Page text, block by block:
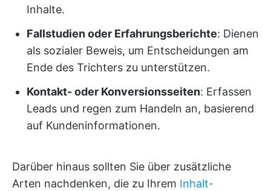
Inhalte.
Fallstudien oder Erfahrungsberichte: Dienen
als sozialer Beweis, um Entscheidungen am
Ende des Trichters zu unterstützen.
Kontakt- oder Konversionsseiten: Erfassen
Leads und regen zum Handeln an, basierend
auf Kundeninformationen.
Darüber hinaus sollten Sie über zusätzliche
Arten nachdenken, die zu Ihrem Inhalt-